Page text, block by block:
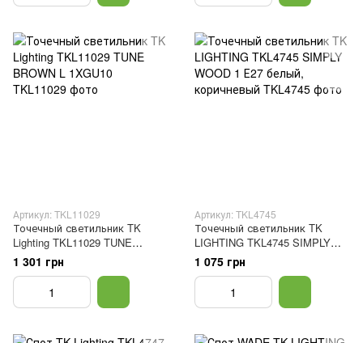
Артикул: TKL11029
Точечный светильник TK
Lighting TKL11029 TUNE
BROWN L 1XGU10
1 301 грн
Артикул: TKL4745
Точечный светильник TK
LIGHTING TKL4745 SIMPLY
WOOD 1 Е27 белый,
коричневый
1 075 грн